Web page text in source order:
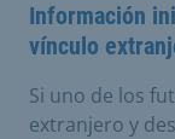
Información
vínculo
Si uno de los
extranjero y